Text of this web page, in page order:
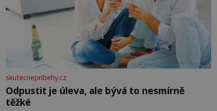
skutecnepribehy.cz
Odpustit je úleva, ale bývá to nesmírně
těžké